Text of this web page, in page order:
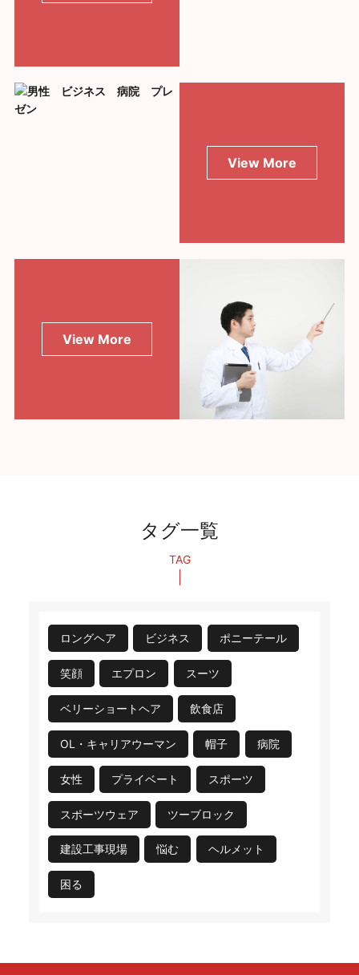
View More
View More
タグ一覧
TAG
ロングヘア ビジネス ポニーテール
笑顔 エプロン スーツ
ベリーショートヘア 飲食店
OL・キャリアウーマン 帽子 病院
女性 プライベート スポーツ
スポーツウェア ツーブロック
建設工事現場 悩む ヘルメット
困る